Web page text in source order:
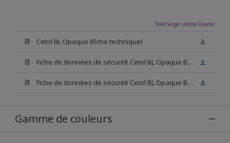
Télécharger Adobe Reader
Cetol BL Opaque (Fiche technique)
Fiche de données de sécurité Cetol BL Opaque Base W05 (SDS)
Fiche de données de sécurité Cetol BL Opaque Base N00 (SDS)
Gamme de couleurs